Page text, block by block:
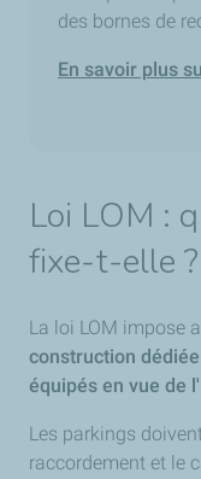
des bornes de
En savoir plus
Loi LOM :
fixe-t-elle ?
La loi LOM impose
construction dédiée
équipés en vue de
Les parkings
raccordement et le